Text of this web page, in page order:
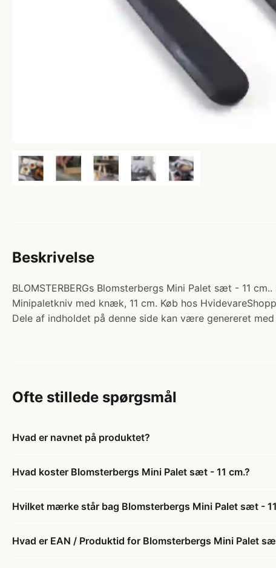
Beskrivelse
BLOMSTERBERGs Blomsterbergs Mini Palet sæt - 11
Minipaletkniv med knæk, 11 cm. Køb hos
Dele af indholdet på denne side kan være genereret
Ofte stillede spørgsmål
Hvad er navnet på produktet?
Hvad koster Blomsterbergs Mini Palet sæt - 11 cm.?
Hvilket mærke står bag Blomsterbergs Mini Palet sæt -
Hvad er EAN / Produktid for Blomsterbergs Mini Palet